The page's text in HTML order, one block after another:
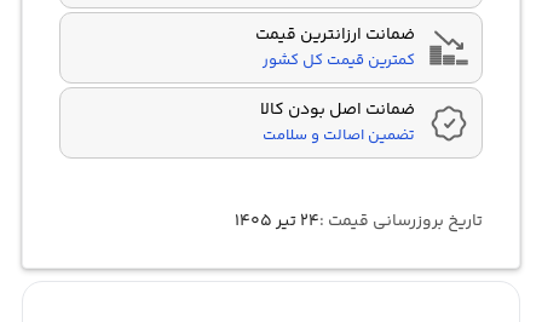
ضمانت ارزانترین قیمت
کمترین قیمت کل کشور
ضمانت اصل بودن کالا
تضمین اصالت و سلامت
تاریخ بروزرسانی قیمت :۲۴ تیر ۱۴۰۵